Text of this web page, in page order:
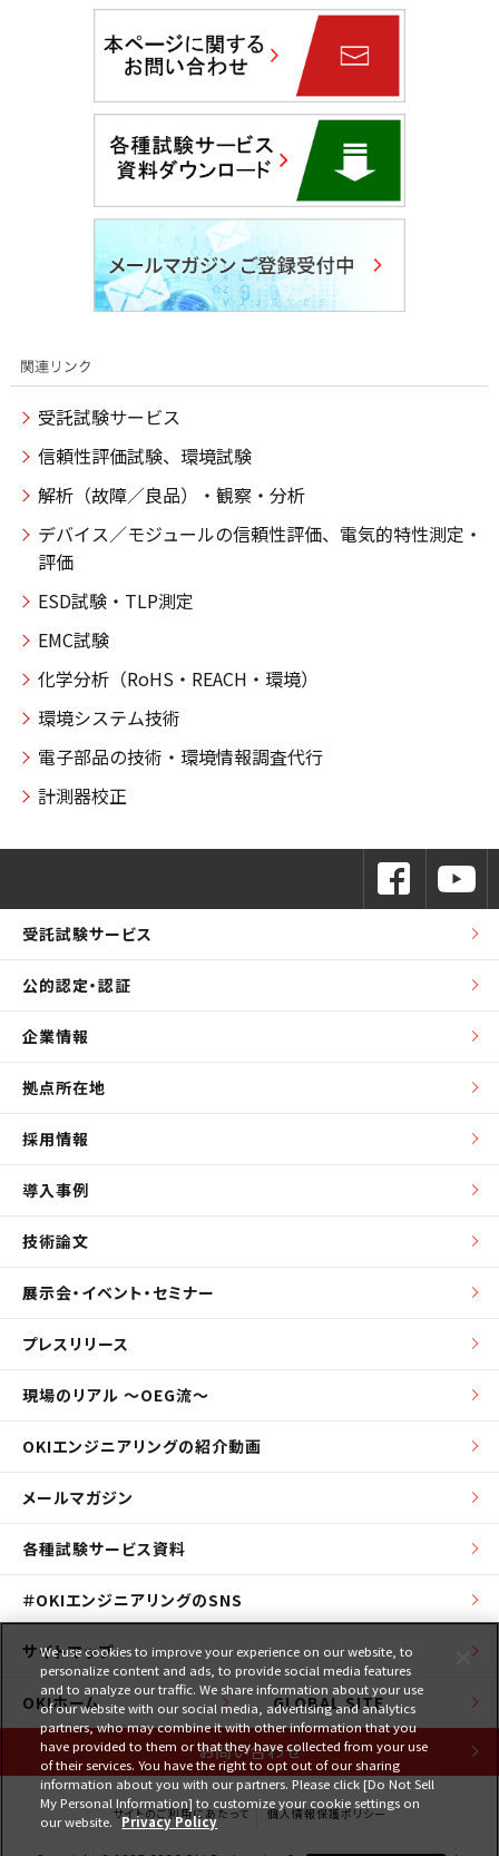
受託試験サービス
信頼性評価試験、環境試験
解析（故障／良品）・観察・分析
デバイス／モジュールの信頼性評価、電気的特性測定・
評価
ESD試験・TLP測定
EMC試験
化学分析（RoHS・REACH・環境）
環境システム技術
電子部品の技術・環境情報調査代行
計測器校正
受託試験サービス
公的認定・認証
企業情報
拠点所在地
採用情報
導入事例
技術論文
展示会・イベント・セミナー
プレスリリース
現場のリアル ～OEG流～
OKIエンジニアリングの紹介動画
メールマガジン
各種試験サービス資料
＃OKIエンジニアリングのSNS
サイトマップ
OKIホーム GLOBAL SITE
お問い合わせ
サイトのご利用にあたって 個人情報保護ポリシー
We use cookies to improve your experience on our website, to
personalize content and ads, to provide social media features
and to analyze our traffic. We share information about your use
of our website with our social media, advertising and analytics
partners, who may combine it with other information that you
have provided to them or that they have collected from your use
of their services. You have the right to opt out of our sharing
information about you with our partners. Please click [Do Not Sell
My Personal Information] to customize your cookie settings on
our website. Privacy Policy